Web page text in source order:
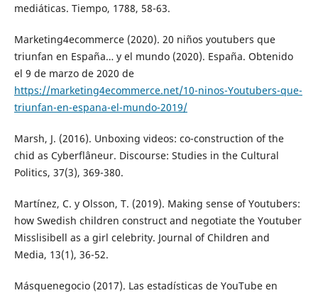
mediáticas. Tiempo, 1788, 58-63.
Marketing4ecommerce (2020). 20 niños youtubers que
triunfan en España… y el mundo (2020). España. Obtenido
el 9 de marzo de 2020 de
https://marketing4ecommerce.net/10-ninos-Youtubers-que-
triunfan-en-espana-el-mundo-2019/
Marsh, J. (2016). Unboxing videos: co-construction of the
chid as Cyberflâneur. Discourse: Studies in the Cultural
Politics, 37(3), 369-380.
Martínez, C. y Olsson, T. (2019). Making sense of Youtubers:
how Swedish children construct and negotiate the Youtuber
Misslisibell as a girl celebrity. Journal of Children and
Media, 13(1), 36-52.
Másquenegocio (2017). Las estadísticas de YouTube en